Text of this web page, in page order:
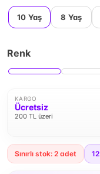
10 Yaş 8 Yaş
Renk
KARGO
Ücretsiz
200 TL üzeri
Sınırlı stok: 2 adet 12